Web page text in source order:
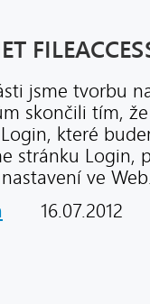
jsme tvorbu
skončili tím,
které
stránku Login,
ve
16.07.2012